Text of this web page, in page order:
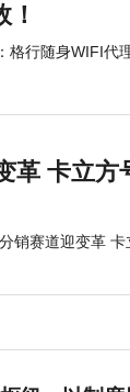
格行随身WIFI代
革 卡立方
销赛道迎变革